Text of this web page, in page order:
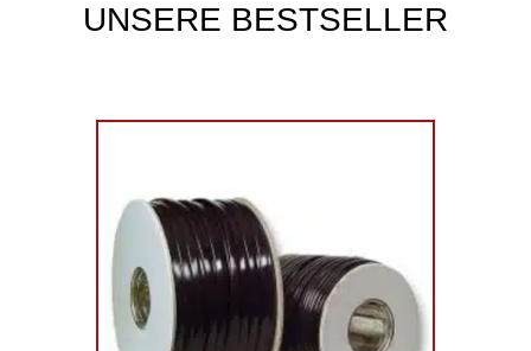
UNSERE BESTSELLER